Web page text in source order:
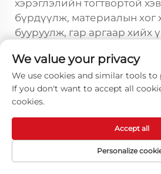
хэрэглэлийн тогтвортой
бүрдүүлж, материалын хог
бууруулж, гар аргаар хийх
давтагдалтай байдлыг
систем нь гар аргаар
нарийн угаах зай, хурд,
хэлбэрүүдийг хадгалах
Материалыг
бодисын маскны зөв
сэргээлтэд нөлөөлж,
бууруулдаг. Үйл явцыг
We value your privacy
We use cookies and similar tools to
If you don't want to accept all
cookies.
Personalize
Accept all